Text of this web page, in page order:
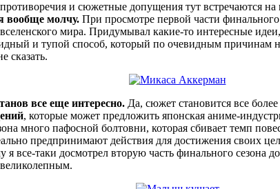
противоречия и сюжетные допущения тут встречаются
вообще молчу. При просмотре первой части
мира. Придумывал какие-то интересные
и тупой способ, который по очевидным причинам
сказать.
все еще интересно. Да, сюжет становится все
, которые может предложить японская аниме-
много пафосной болтовни, которая сбивает темп
предпринимают действия для достижения своих
все-таки досмотрел вторую часть финального сезона